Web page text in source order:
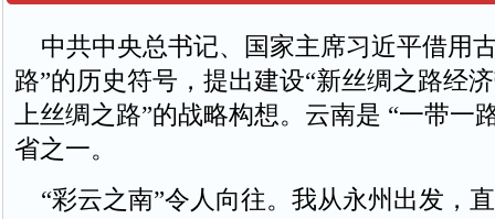
中共中央总书记、国家主席习近平借用
路”的历史符号，提出建设“新丝绸之路经
上丝绸之路”的战略构想。云南是 “一带一
省之一。
“彩云之南”令人向往。我从永州出发，